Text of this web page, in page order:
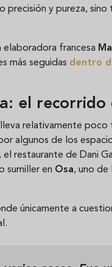
precisión y pureza, sino
francesa
más seguidas dentro
el
relativamente poco
algunos de los
, el restaurante de Dani
sumiller en Osa, uno de
únicamente a